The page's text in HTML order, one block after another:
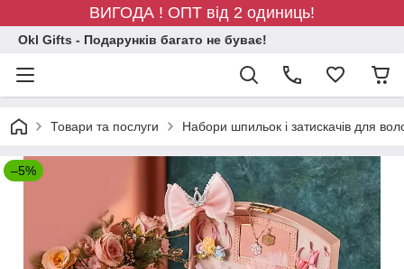
ВИГОДА ! ОПТ від 2 одиниць!
Okl Gifts - Подарунків багато не буває!
Товари та послуги Набори шпильок і затискачів для
–5%